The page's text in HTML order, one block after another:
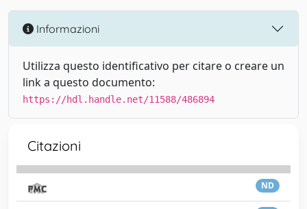
Informazioni
Utilizza questo identificativo per citare o creare un
link a questo documento:
https://hdl.handle.net/11588/486894
Citazioni
ND